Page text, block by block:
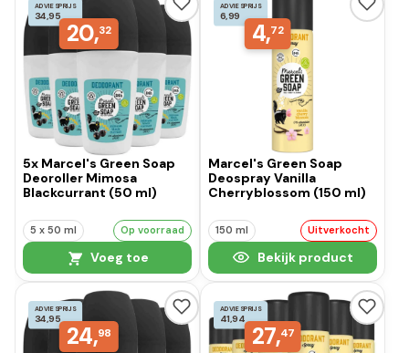
ADVIESPRIJS
34,95
20,32
5x Marcel's Green Soap
Deoroller Mimosa
Blackcurrant (50 ml)
5 x 50 ml Op voorraad
Voeg toe
ADVIESPRIJS
6,99
4,72
Marcel's Green Soap
Deospray Vanilla
Cherryblossom (150 ml)
150 ml Uitverkocht
Bekijk product
ADVIESPRIJS
34,95
24,98
ADVIESPRIJS
41,94
27,47